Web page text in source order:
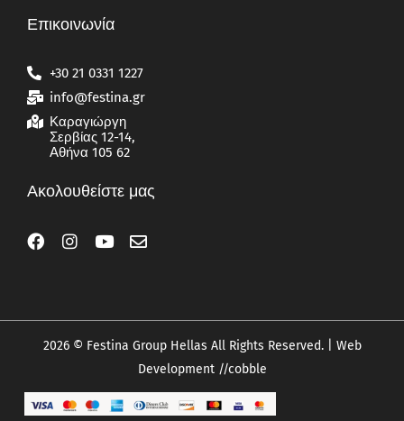
Επικοινωνία
+30 21 0331 1227
info@festina.gr
Καραγιώργη
Σερβίας 12-14,
Αθήνα 105 62
Ακολουθείστε μας
2026 © Festina Group Hellas All Rights Reserved. | Web
Development//cobble